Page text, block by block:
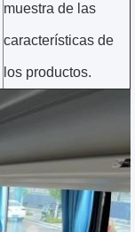
muestra de las
características de
los productos.